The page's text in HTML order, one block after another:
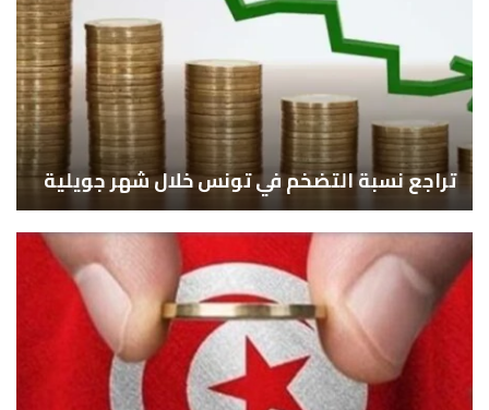
تراجع نسبة التضخم في تونس خلال شهر جويلية